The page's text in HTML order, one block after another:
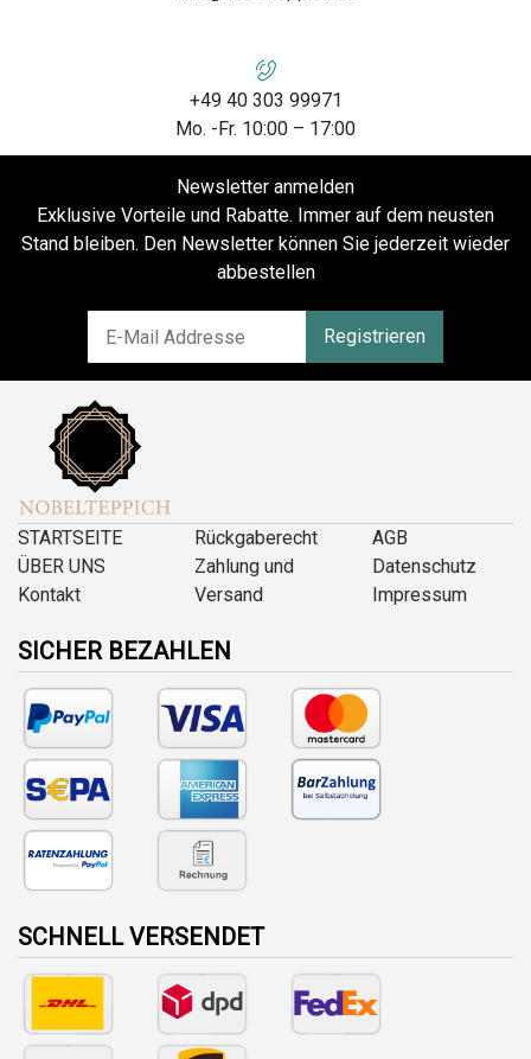
+49 40 303 99971
Mo. -Fr. 10:00 – 17:00
Newsletter anmelden
Exklusive Vorteile und Rabatte. Immer auf dem neusten
Stand bleiben. Den Newsletter können Sie jederzeit wieder
abbestellen
Registrieren
STARTSEITE
ÜBER UNS
Kontakt
Rückgaberecht
Zahlung und
Versand
AGB
Datenschutz
Impressum
SICHER BEZAHLEN
SCHNELL VERSENDET